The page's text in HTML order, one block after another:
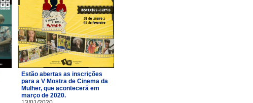
Estão abertas as inscrições
para a V Mostra de Cinema da
Mulher, que acontecerá em
março de 2020.